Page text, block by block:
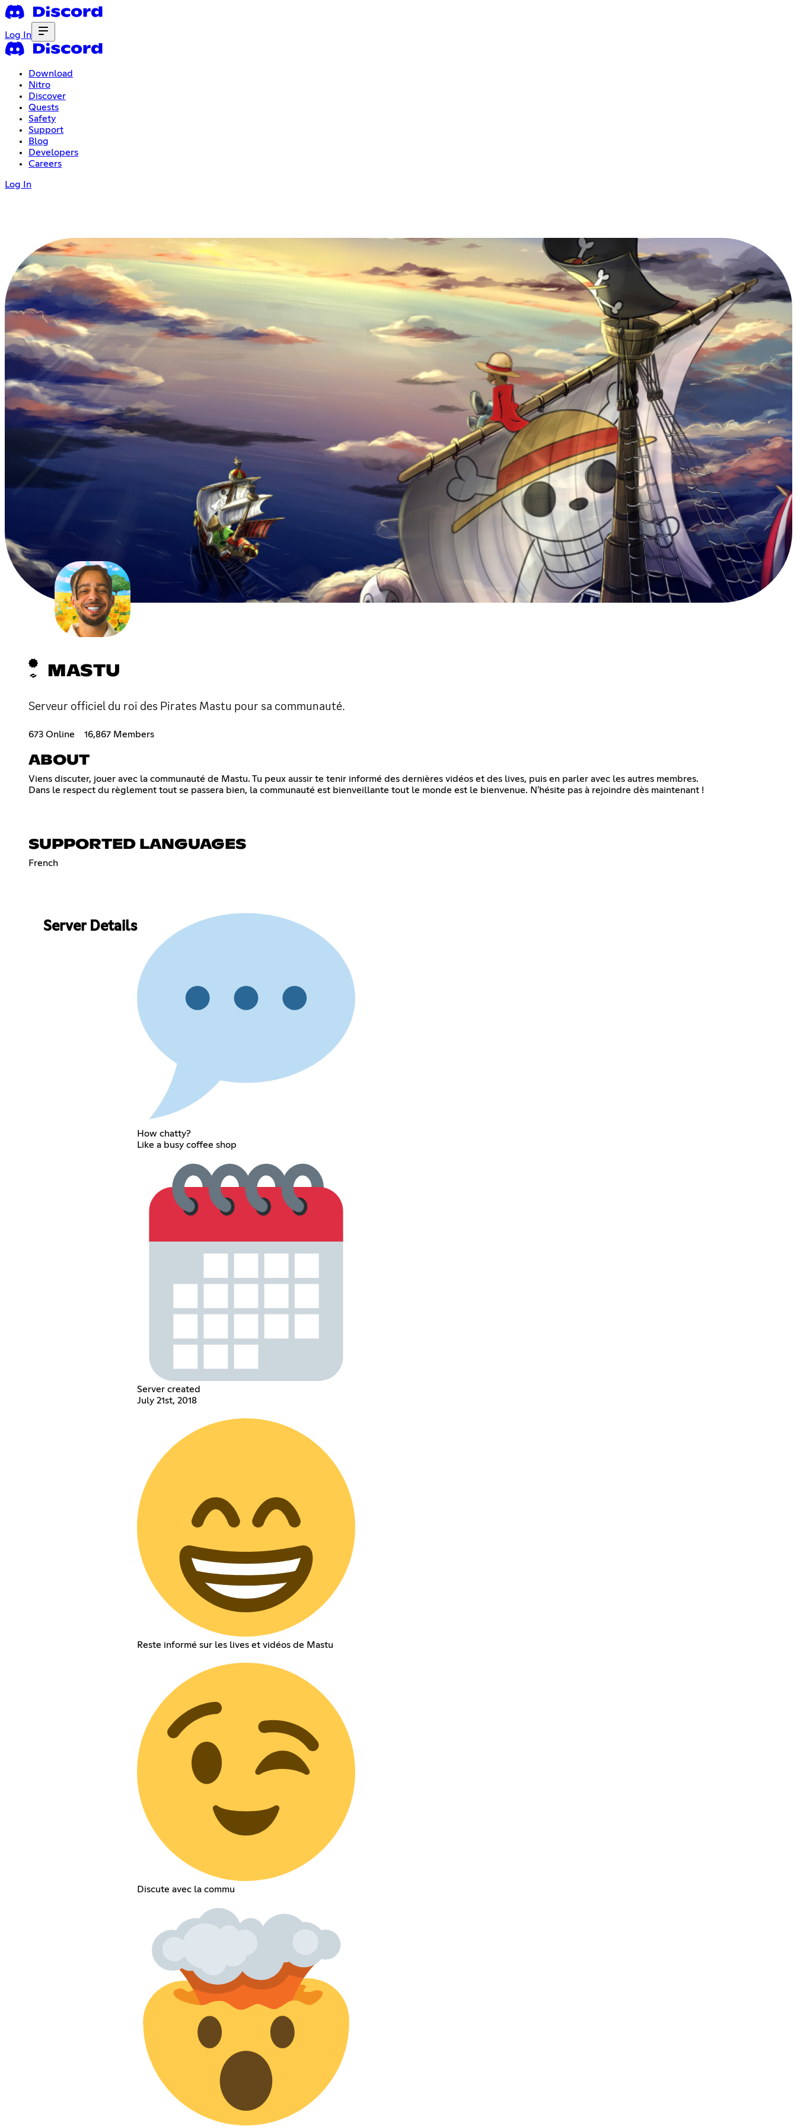
Log In
Download
Nitro
Discover
Quests
Safety
Support
Blog
Developers
Careers
Log In
MASTU
Serveur officiel du roi des Pirates Mastu pour sa communauté.
673 Online 16,867 Members
ABOUT
Viens discuter, jouer avec la communauté de Mastu. Tu peux aussir te tenir informé des dernières vidéos et des lives, puis en parler avec les autres membres.
Dans le respect du règlement tout se passera bien, la communauté est bienveillante tout le monde est le bienvenue. N'hésite pas à rejoindre dès maintenant !
SUPPORTED LANGUAGES
French
Server Details
How chatty?
Like a busy coffee shop
Server created
July 21st, 2018
Reste informé sur les lives et vidéos de Mastu
Discute avec la commu